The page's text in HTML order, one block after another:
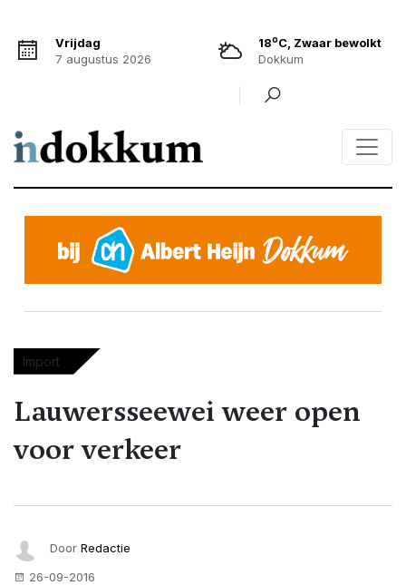
Vrijdag
7 augustus 2026
18oC, Zwaar bewolkt
Dokkum
Import
Lauwersseewei weer open
voor verkeer
Door Redactie
26-09-2016